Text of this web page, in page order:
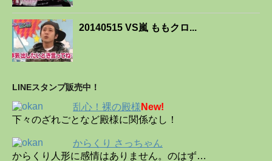
20140515 VS嵐 ももクロ...
LINEスタンプ販売中！
乱心！裸の殿様 New!
下々のざれごとなど殿様に関係なし！
からくり さっちゃん
からくり人形に感情はありません。のはず…